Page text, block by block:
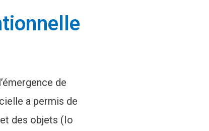
de
a permis de
des objets (Io